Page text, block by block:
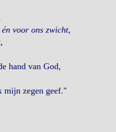
voor ons zwicht,
,
hand van God,
mijn zegen geef."